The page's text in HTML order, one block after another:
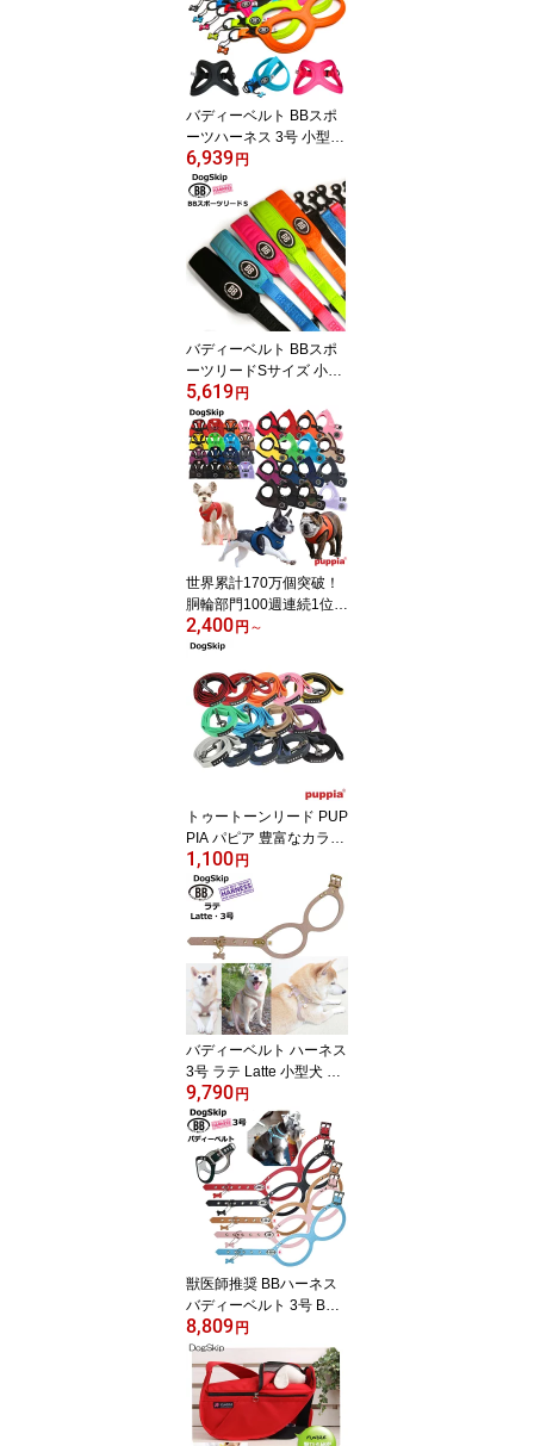
ガネハーネス ボディベル
ト バディーベルト正規輸
入代理店 正規店
バディーベルト BBスポ
ーツハーネス 3号 小型犬
ペット BUDDYBELT バ
ディベルト 犬用 胴輪 リ
ングハーネス メガネハー
ネス ボディベルト バデ
ィーベルト正規輸入代理
店 正規店 BBスポーツバ
イブラントカラーコレク
ション（The BB Sport Vi
brant color collection）
6,939円
バディーベルト BBスポ
ーツリードSサイズ 小型
犬 ペット BUDDYBELT
バディベルト 犬用 バデ
ィーベルト正規輸入代理
店 正規店 BBスポーツバ
イブラントカラーコレク
ション（The BB Sport Vi
brant color collection）
5,619円
世界累計170万個突破！
胴輪部門100週連続1位獲
得！PUPPIA パピア ソフ
トベストハーネス XS,S,
犬 ハーネス 胴輪 ドッグ
犬用 メッシュ ベスト型
ソフトハーネス ベストハ
ーネス 多頭飼い 超軽量
しい 格好いい 可愛い 軽
い
2,400円 ～
トゥートーンリード PUP
PIA パピア 豊富なカラー
バリエーション！ペット
ペットグッズ 犬用品 リ
ード ナイロン 小型犬用
1,100円
バディーベルト ハーネス
3号 ラテ Latte 小型犬 ペ
ット レザー 本革 BUDDY
BELT バディベルト 犬用
胴輪 リングハーネス メ
ガネハーネス ボディベル
ト バディーベルト正規輸
入代理店 正規店
9,790円
獣医師推奨 BBハーネス
バディーベルト 3号 BUD
DY BELT BUDDYBELTペ
ット 犬 犬用ハーネス 胴
輪 レザー 本革 犬 犬用 ド
ッグ バディベルト 正規
輸入代理店 正規店 首輪
犬の首や気管に優しい究
8,809円